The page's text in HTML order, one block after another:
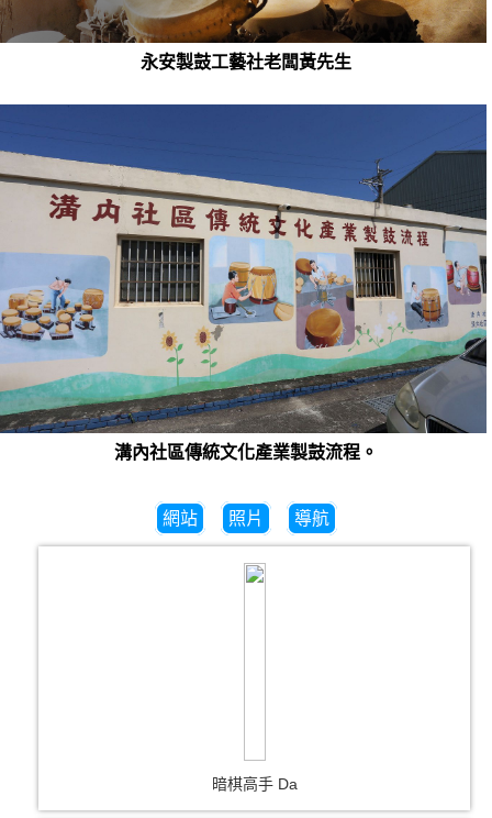
永安製鼓工藝社老闆黃先生
溝內社區傳統文化產業製鼓流程。
網站 照片 導航
暗棋高手 Da